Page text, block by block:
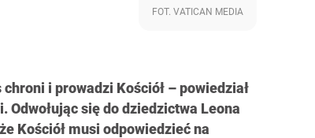
i prowadzi Kościół – powiedział
Odwołując się do dziedzictwa Leona
Kościół musi odpowiedzieć na
FOT. VATICAN MEDIA